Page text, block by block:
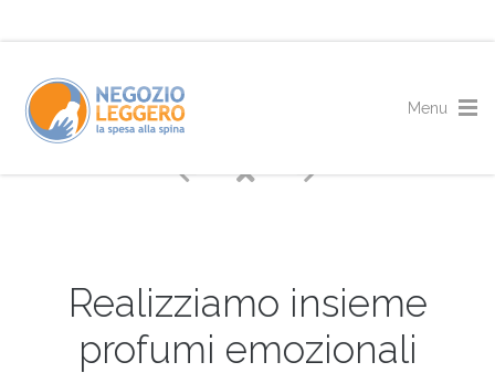
Realizziamo insieme
profumi emozionali